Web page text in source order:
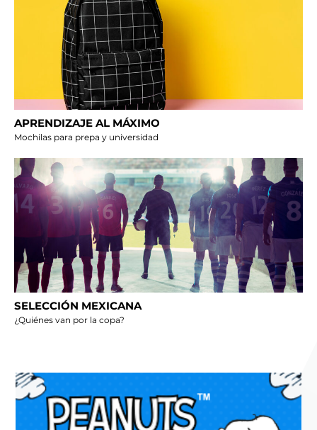
APRENDIZAJE AL MÁXIMO
Mochilas para prepa y universidad
SELECCIÓN MEXICANA
¿Quiénes van por la copa?